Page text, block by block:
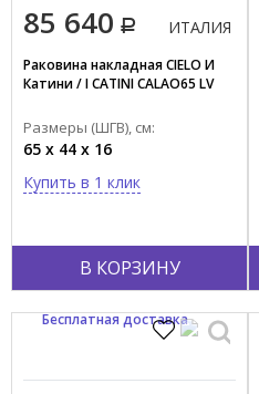
85 640
В КОРЗИНУ
ИТАЛИЯ
Раковина накладная CIELO И
Катини / I CATINI CALAO65 LV
Размеры (ШГВ), см:
65 x 44 x 16
Купить в 1 клик
Бесплатная доставка